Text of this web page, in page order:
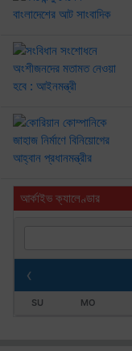
আর্কাইভ ক্যালেণ্ডার
‹
SU MO